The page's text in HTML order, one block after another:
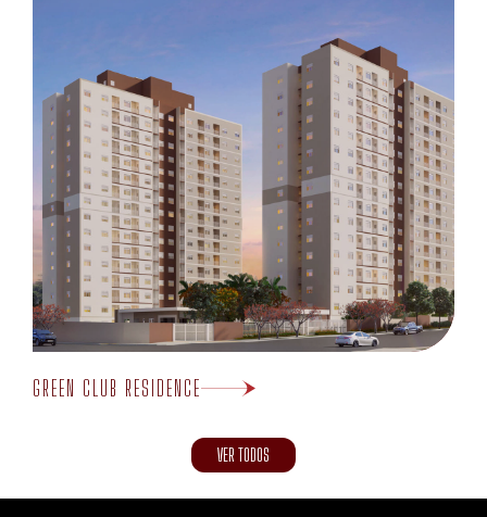
GREEN CLUB RESIDENCE
VER TODOS
Fale Conosco